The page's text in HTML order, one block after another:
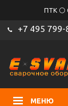
ПТК ⚪
+7 495 799-
МЕНЮ